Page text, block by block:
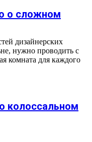
о сложном
дизайнерских
нужно проводить с
комната для каждого
колоссальном